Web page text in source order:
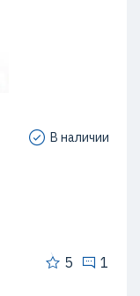
В наличии
5 1